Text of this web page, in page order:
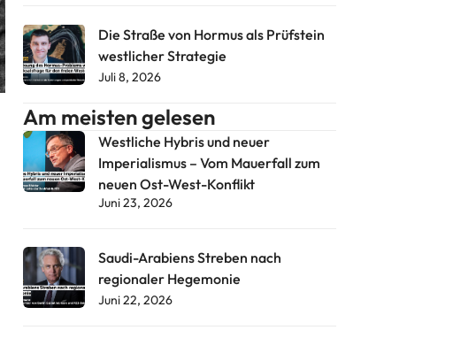
Die Straße von Hormus als Prüfstein
westlicher Strategie
Juli 8, 2026
Am meisten gelesen
Westliche Hybris und neuer
Imperialismus – Vom Mauerfall zum
neuen Ost-West-Konflikt
Juni 23, 2026
Saudi-Arabiens Streben nach
regionaler Hegemonie
Juni 22, 2026